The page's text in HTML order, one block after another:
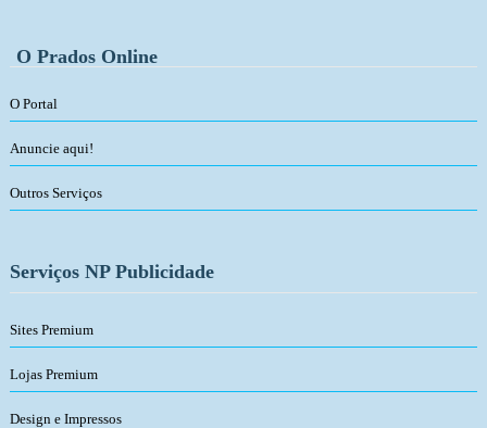
O Prados Online
O Portal
Anuncie aqui!
Outros Serviços
Serviços NP Publicidade
Sites Premium
Lojas Premium
Design e Impressos